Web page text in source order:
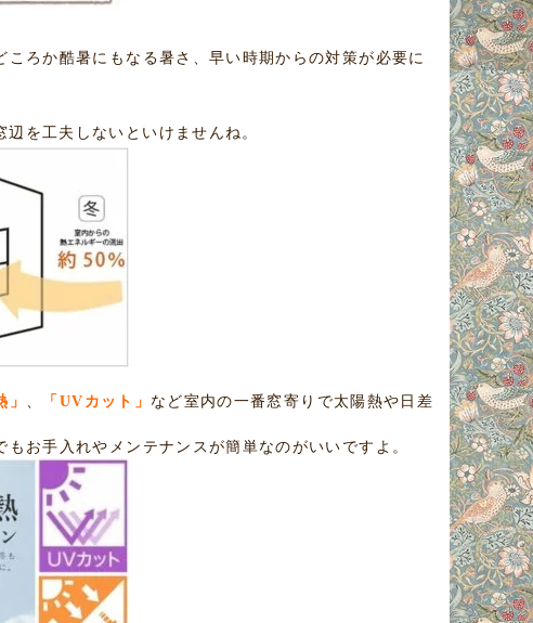
ろか酷暑にもなる暑さ、早い時期からの対策が必要に
辺を工夫しないといけませんね。
」 、 「UVカット」 など室内の一番窓寄りで太陽熱や日差
お手入れやメンテナンスが簡単なのがいいですよ。